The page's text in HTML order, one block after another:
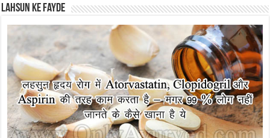
Lahsun ke fayde